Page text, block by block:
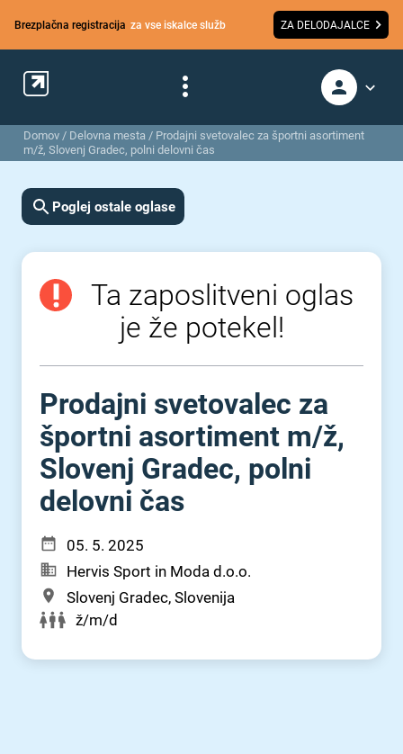
Brezplačna registracija za vse iskalce služb ZA DELODAJALCE
Domov / Delovna mesta / Prodajni svetovalec za športni asortiment
m/ž, Slovenj Gradec, polni delovni čas
Poglej ostale oglase
Ta zaposlitveni oglas
je že potekel!
Prodajni svetovalec za
športni asortiment m⁠/⁠ž,
Slovenj Gradec, polni
delovni čas
05. 5. 2025
Hervis Sport in Moda d.o.o.
Slovenj Gradec, Slovenija
ž/m/d